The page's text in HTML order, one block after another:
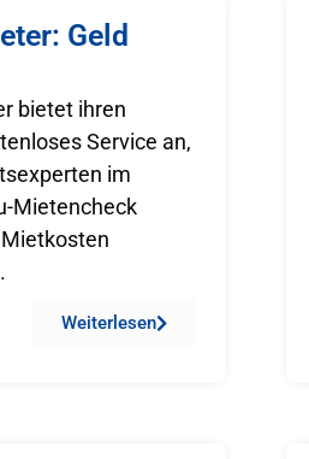
Geld
bietet ihren
Service an,
im
Mietencheck
Weiterlesen